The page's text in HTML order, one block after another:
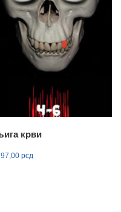
крви
рсд